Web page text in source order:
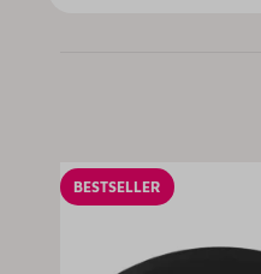
BESTSELLER